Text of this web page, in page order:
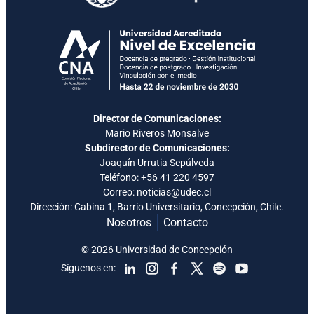
Director de Comunicaciones:
Mario Riveros Monsalve
Subdirector de Comunicaciones:
Joaquín Urrutia Sepúlveda
Teléfono:+56 41 220 4597
Correo: noticias@udec.cl
Dirección: Cabina 1, Barrio Universitario, Concepción, Chile.
Nosotros Contacto
Síguenos en:
© 2026 Universidad de Concepción